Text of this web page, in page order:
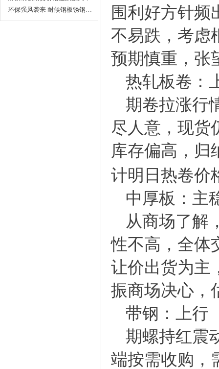
…
环保强风袭来 耐候钢板锈钢…
围利好方针频
不易跌，考虑
预期慎重，张
热轧板卷：
期卷拉涨行
尽人意，现货
库存偏高，归
计明日热卷价
中厚板：主
从商场了解
性不高，全体
让价出货为主
振商场决心，
带钢：上行
期螺持红震
端按需收购，